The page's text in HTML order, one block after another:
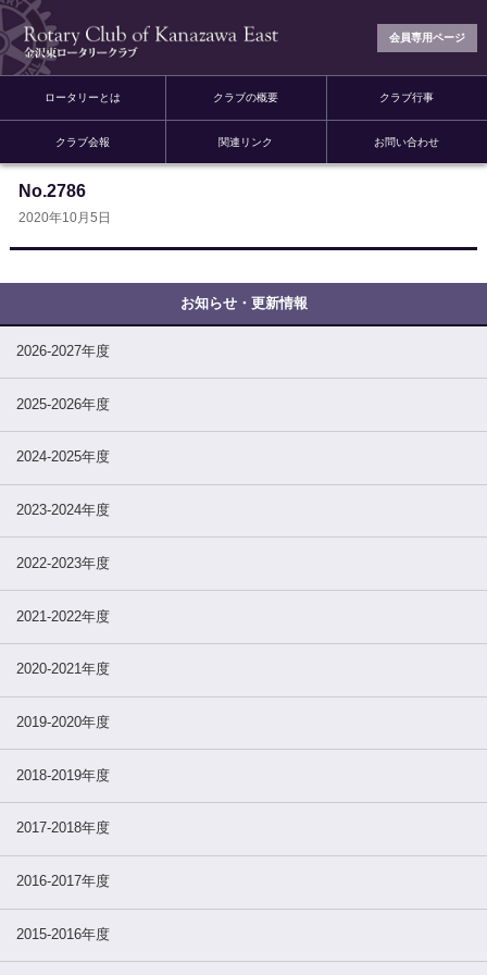
会員専用ページ
ロータリーとは クラブの概要 クラブ行事
クラブ会報 関連リンク お問い合わせ
No.2786
2020年10月5日
2026-2027年度
2025-2026年度
2024-2025年度
2023-2024年度
2022-2023年度
2021-2022年度
2020-2021年度
2019-2020年度
2018-2019年度
2017-2018年度
2016-2017年度
2015-2016年度